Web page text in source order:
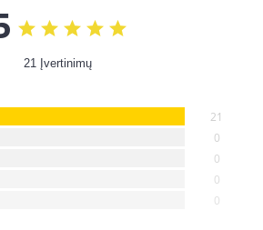
21 Įvertinimų
21
0
0
0
0